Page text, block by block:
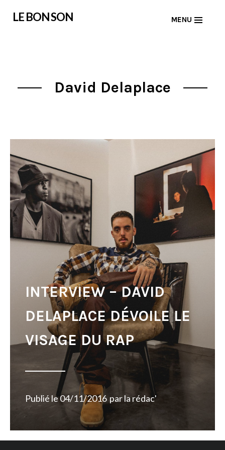
LE BON SON MENU
David Delaplace
INTERVIEW – DAVID
DELAPLACE DÉVOILE LE
VISAGE DU RAP
Publié le04/11/2016 parla rédac'